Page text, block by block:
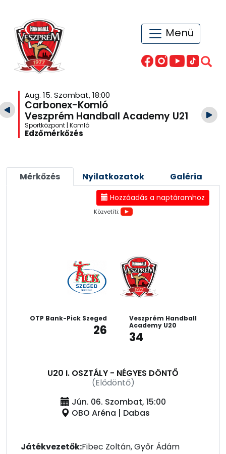
Menü
Aug. 15. Szombat, 18:00
Carbonex-Komló
Veszprém Handball Academy U21
Sportközpont | Komló
Edzőmérkőzés
Mérkőzés Nyilatkozatok Galéria
Hozzáadás a naptáramhoz
Közvetíti:
OTP Bank-Pick Szeged
26
Veszprém Handball
Academy U20
34
U20 I. OSZTÁLY - NÉGYES DÖNTŐ
(Elődöntő)
Jún. 06. Szombat, 15:00
OBO Aréna | Dabas
Játékvezetők:Fibec Zoltán, Győr Ádám